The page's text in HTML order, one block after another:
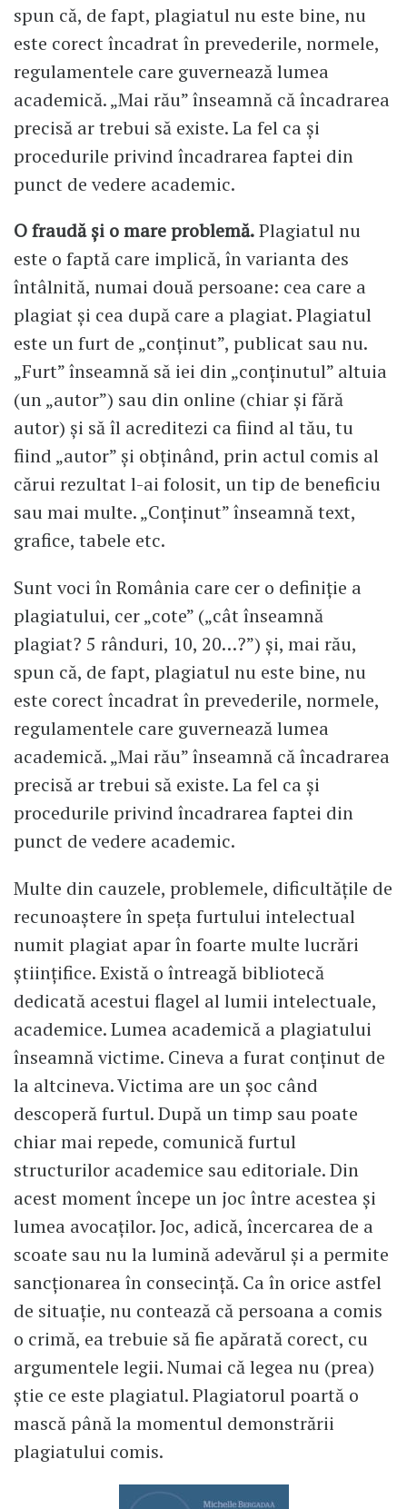
spun că, de fapt, plagiatul nu este bine, nu
este corect încadrat în prevederile, normele,
regulamentele care guvernează lumea
academică. „Mai rău” înseamnă că încadrarea
precisă ar trebui să existe. La fel ca și
procedurile privind încadrarea faptei din
punct de vedere academic.
O fraudă și o mare problemă.Plagiatul nu
este o faptă care implică, în varianta des
întâlnită, numai două persoane: cea care a
plagiat și cea după care a plagiat. Plagiatul
este un furt de „conținut”, publicat sau nu.
„Furt” înseamnă să iei din „conținutul” altuia
(un „autor”) sau din online (chiar și fără
autor) și să îl acreditezi ca fiind al tău, tu
fiind „autor” și obținând, prin actul comis al
cărui rezultat l-ai folosit, un tip de beneficiu
sau mai multe. „Conținut” înseamnă text,
grafice, tabele etc.
Sunt voci în România care cer o definiție a
plagiatului, cer „cote” („cât înseamnă
plagiat? 5 rânduri, 10, 20…?”) și, mai rău,
spun că, de fapt, plagiatul nu este bine, nu
este corect încadrat în prevederile, normele,
regulamentele care guvernează lumea
academică. „Mai rău” înseamnă că încadrarea
precisă ar trebui să existe. La fel ca și
procedurile privind încadrarea faptei din
punct de vedere academic.
Multe din cauzele, problemele, dificultățile de
recunoaștere în speța furtului intelectual
numit plagiat apar în foarte multe lucrări
științifice. Există o întreagă bibliotecă
dedicată acestui flagel al lumii intelectuale,
academice. Lumea academică a plagiatului
înseamnă victime. Cineva a furat conținut de
la altcineva. Victima are un șoc când
descoperă furtul. După un timp sau poate
chiar mai repede, comunică furtul
structurilor academice sau editoriale. Din
acest moment începe un joc între acestea și
lumea avocaților. Joc, adică, încercarea de a
scoate sau nu la lumină adevărul și a permite
sancționarea în consecință. Ca în orice astfel
de situație, nu contează că persoana a comis
o crimă, ea trebuie să fie apărată corect, cu
argumentele legii. Numai că legea nu (prea)
știe ce este plagiatul. Plagiatorul poartă o
mască până la momentul demonstrării
plagiatului comis.